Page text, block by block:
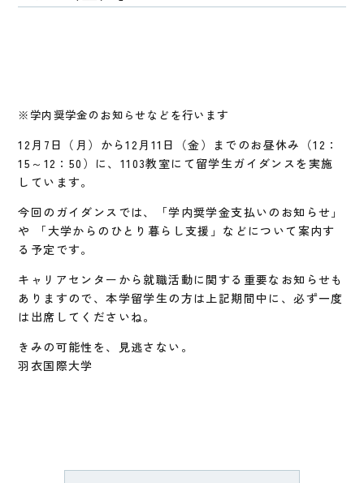
※学内奨学金のお知らせなどを行います
12月7日（月）から12月11日（金）までのお昼休み（12：
15～12：50）に、1103教室にて留学生ガイダンスを実施
しています。
今回のガイダンスでは、「学内奨学金支払いのお知らせ」
や 「大学からのひとり暮らし支援」などについて案内す
る予定です。
キャリアセンターから就職活動に関する重要なお知らせも
ありますので、本学留学生の方は上記期間中に、必ず一度
は出席してくださいね。
きみの可能性を、見逃さない。
羽衣国際大学